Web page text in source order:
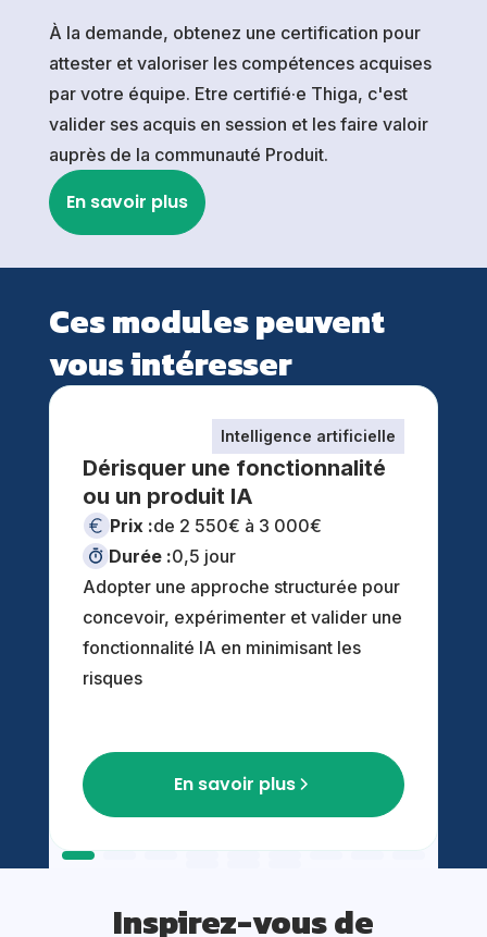
À la demande, obtenez une certification pour
attester et valoriser les compétences acquises
par votre équipe. Etre certifié·e Thiga, c'est
valider ses acquis en session et les faire valoir
auprès de la communauté Produit.
En savoir plus
Ces modules peuvent
vous intéresser
Intelligence artificielle
Dérisquer une fonctionnalité
ou un produit lA
Prix :de 2 550€ à 3 000€
Durée :0,5 jour
Adopter une approche structurée pour
concevoir, expérimenter et valider une
fonctionnalité IA en minimisant les
risques
En savoir plus
Inspirez-vous de